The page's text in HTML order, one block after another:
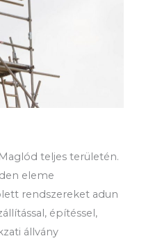
teljes területén.
eleme
rendszereket adun
építéssel,
állvány